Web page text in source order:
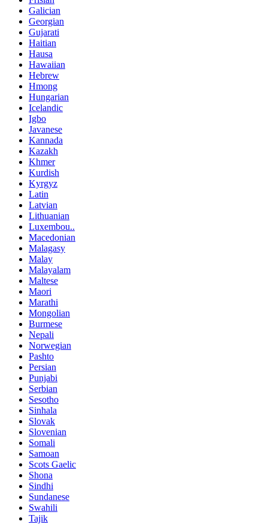
Galician
Georgian
Gujarati
Haitian
Hausa
Hawaiian
Hebrew
Hmong
Hungarian
Icelandic
Igbo
Javanese
Kannada
Kazakh
Khmer
Kurdish
Kyrgyz
Latin
Latvian
Lithuanian
Luxembou..
Macedonian
Malagasy
Malay
Malayalam
Maltese
Maori
Marathi
Mongolian
Burmese
Nepali
Norwegian
Pashto
Persian
Punjabi
Serbian
Sesotho
Sinhala
Slovak
Slovenian
Somali
Samoan
Scots Gaelic
Shona
Sindhi
Sundanese
Swahili
Tajik